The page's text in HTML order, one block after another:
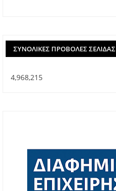
ΣΥΝΟΛΙΚΈΣ ΠΡΟΒΟΛΈΣ ΣΕΛΊΔΑΣ
4,968,215